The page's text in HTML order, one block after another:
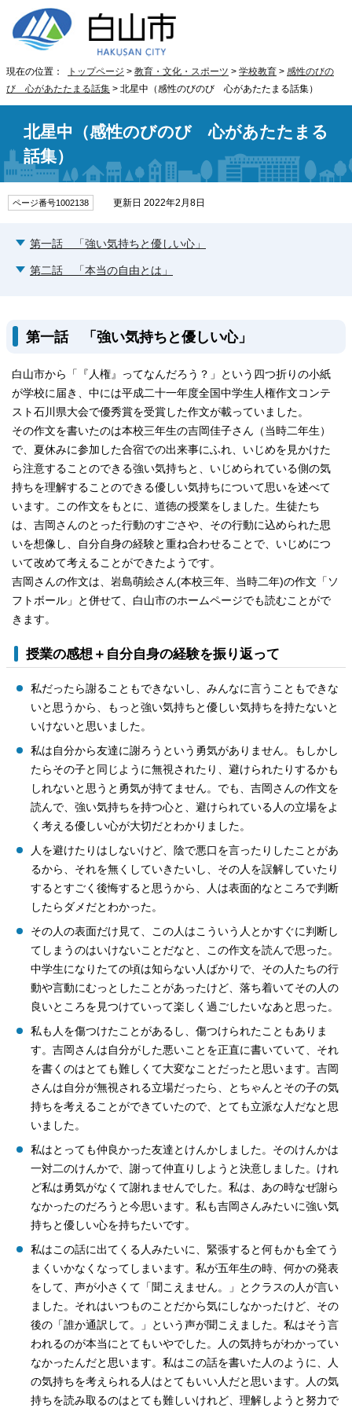
現在の位置： トップページ > 教育・文化・スポーツ > 学校教育 > 感性のびの
び 心があたたまる話集 > 北星中（感性のびのび 心があたたまる話集）
北星中（感性のびのび 心があたたまる
話集）
ページ番号1002138 更新日 2022年2月8日
第一話 「強い気持ちと優しい心」
第二話 「本当の自由とは」
第一話 「強い気持ちと優しい心」
白山市から「『人権』ってなんだろう？」という四つ折りの小紙
が学校に届き、中には平成二十一年度全国中学生人権作文コンテ
スト石川県大会で優秀賞を受賞した作文が載っていました。
その作文を書いたのは本校三年生の吉岡佳子さん（当時二年生）
で、夏休みに参加した合宿での出来事にふれ、いじめを見かけた
ら注意することのできる強い気持ちと、いじめられている側の気
持ちを理解することのできる優しい気持ちについて思いを述べて
います。この作文をもとに、道徳の授業をしました。生徒たち
は、吉岡さんのとった行動のすごさや、その行動に込められた思
いを想像し、自分自身の経験と重ね合わせることで、いじめにつ
いて改めて考えることができたようです。
吉岡さんの作文は、岩島萌絵さん(本校三年、当時二年)の作文「ソ
フトボール」と併せて、白山市のホームページでも読むことがで
きます。
授業の感想＋自分自身の経験を振り返って
私だったら謝ることもできないし、みんなに言うこともできな
いと思うから、もっと強い気持ちと優しい気持ちを持たないと
いけないと思いました。
私は自分から友達に謝ろうという勇気がありません。もしかし
たらその子と同じように無視されたり、避けられたりするかも
しれないと思うと勇気が持てません。でも、吉岡さんの作文を
読んで、強い気持ちを持つ心と、避けられている人の立場をよ
く考える優しい心が大切だとわかりました。
人を避けたりはしないけど、陰で悪口を言ったりしたことがあ
るから、それを無くしていきたいし、その人を誤解していたり
するとすごく後悔すると思うから、人は表面的なところで判断
したらダメだとわかった。
その人の表面だけ見て、この人はこういう人とかすぐに判断し
てしまうのはいけないことだなと、この作文を読んで思った。
中学生になりたての頃は知らない人ばかりで、その人たちの行
動や言動にむっとしたことがあったけど、落ち着いてその人の
良いところを見つけていって楽しく過ごしたいなあと思った。
私も人を傷つけたことがあるし、傷つけられたこともありま
す。吉岡さんは自分がした悪いことを正直に書いていて、それ
を書くのはとても難しくて大変なことだったと思います。吉岡
さんは自分が無視される立場だったら、とちゃんとその子の気
持ちを考えることができていたので、とても立派な人だなと思
いました。
私はとっても仲良かった友達とけんかしました。そのけんかは
一対二のけんかで、謝って仲直りしようと決意しました。けれ
ど私は勇気がなくて謝れませんでした。私は、あの時なぜ謝ら
なかったのだろうと今思います。私も吉岡さんみたいに強い気
持ちと優しい心を持ちたいです。
私はこの話に出てくる人みたいに、緊張すると何もかも全てう
まくいかなくなってしまいます。私が五年生の時、何かの発表
をして、声が小さくて「聞こえません。」とクラスの人が言い
ました。それはいつものことだから気にしなかったけど、その
後の「誰か通訳して。」という声が聞こえました。私はそう言
われるのが本当にとてもいやでした。人の気持ちがわかってい
なかったんだと思います。私はこの話を書いた人のように、人
の気持ちを考えられる人はとてもいい人だと思います。人の気
持ちを読み取るのはとても難しいけれど、理解しようと努力で